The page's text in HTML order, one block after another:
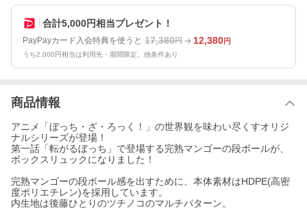
合計5,000円相当プレゼント！
PayPayカード入会特典を使うと 17,380円 12,380円
うち2,000円相当は利用先・期間限定。他条件あり
商品情報
アニメ「ぼっち・ざ・ろっく！」の世界観を味わい尽くすオリジ
ナルシリーズが登場！
第一話「転がるぼっち」で登場する完熟マンゴーの段ボールが、
ボックスリュックになりました！
完熟マンゴーの段ボール感を出すために、本体素材はHDPE(高密
度ポリエチレン)を採用しています。
内生地は後藤ひとりのツチノコのマルチパターン。